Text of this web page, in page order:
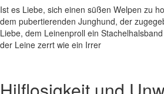
Ist es Liebe, sich einen süßen Welpen zu
dem pubertierenden Junghund, der
Liebe, dem Leinenproll ein
der Leine zerrt wie ein Irrer